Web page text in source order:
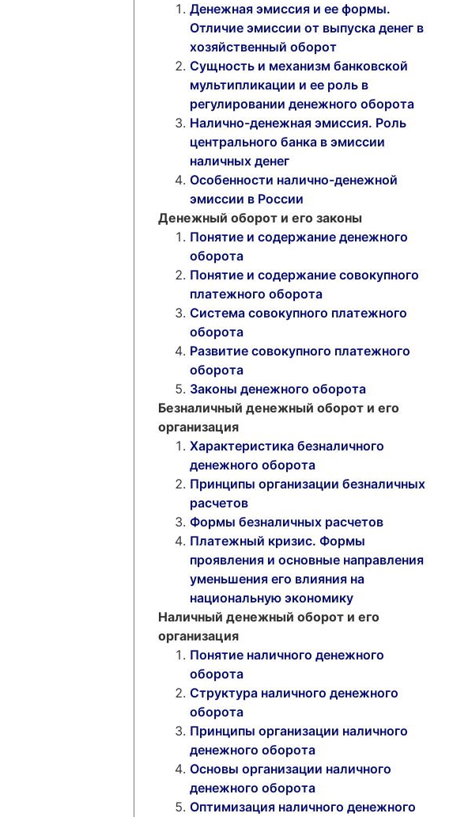
Денежная эмиссия и ее формы.
Отличие эмиссии от выпуска денег в
хозяйственный оборот
Сущность и механизм банковской
мультипликации и ее роль в
регулировании денежного оборота
Налично-денежная эмиссия. Роль
центрального банка в эмиссии
наличных денег
Особенности налично-денежной
эмиссии в России
Денежный оборот и его законы
Понятие и содержание денежного
оборота
Понятие и содержание совокупного
платежного оборота
Система совокупного платежного
оборота
Развитие совокупного платежного
оборота
Законы денежного оборота
Безналичный денежный оборот и его
организация
Характеристика безналичного
денежного оборота
Принципы организации безналичных
расчетов
Формы безналичных расчетов
Платежный кризис. Формы
проявления и основные направления
уменьшения его влияния на
национальную экономику
Наличный денежный оборот и его
организация
Понятие наличного денежного
оборота
Структура наличного денежного
оборота
Принципы организации наличного
денежного оборота
Основы организации наличного
денежного оборота
Оптимизация наличного денежного